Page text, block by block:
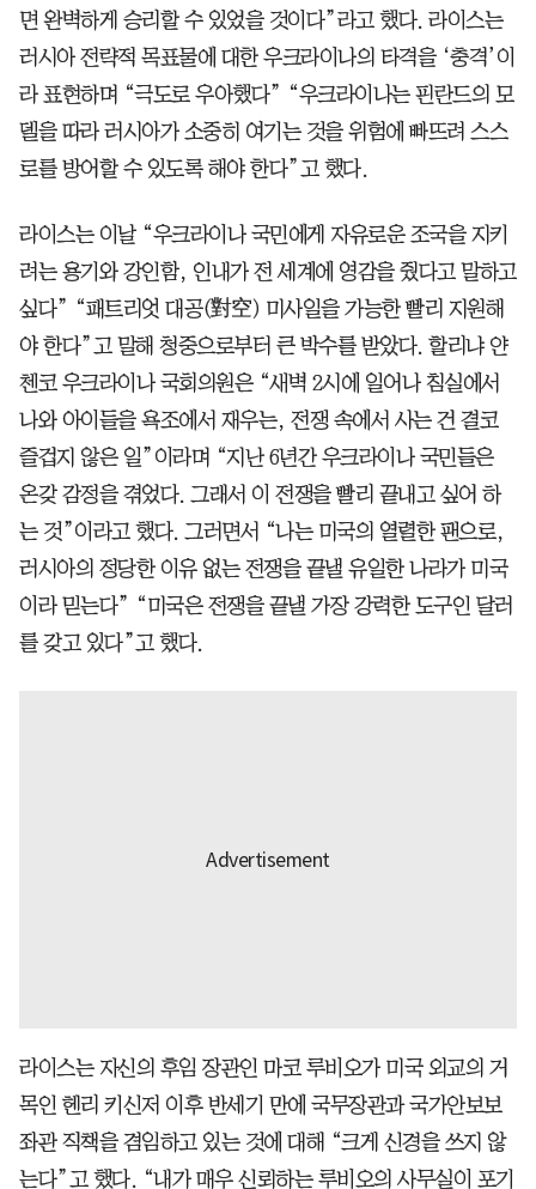
면 완벽하게 승리할 수 있었을 것이다”라고 했다. 라이스는
러시아 전략적 목표물에 대한 우크라이나의 타격을 ‘충격’이
라 표현하며 “극도로 우아했다” “우크라이나는 핀란드의 모
델을 따라 러시아가 소중히 여기는 것을 위험에 빠뜨려 스스
로를 방어할 수 있도록 해야 한다”고 했다.
라이스는 이날 “우크라이나 국민에게 자유로운 조국을 지키
려는 용기와 강인함, 인내가 전 세계에 영감을 줬다고 말하고
싶다” “패트리엇 대공(對空) 미사일을 가능한 빨리 지원해
야 한다”고 말해 청중으로부터 큰 박수를 받았다. 할리냐 얀
첸코 우크라이나 국회의원은 “새벽 2시에 일어나 침실에서
나와 아이들을 욕조에서 재우는, 전쟁 속에서 사는 건 결코
즐겁지 않은 일”이라며 “지난 6년간 우크라이나 국민들은
온갖 감정을 겪었다. 그래서 이 전쟁을 빨리 끝내고 싶어 하
는 것”이라고 했다. 그러면서 “나는 미국의 열렬한 팬으로,
러시아의 정당한 이유 없는 전쟁을 끝낼 유일한 나라가 미국
이라 믿는다” “미국은 전쟁을 끝낼 가장 강력한 도구인 달러
를 갖고 있다”고 했다.
라이스는 자신의 후임 장관인 마코 루비오가 미국 외교의 거
목인 헨리 키신저 이후 반세기 만에 국무장관과 국가안보보
좌관 직책을 겸임하고 있는 것에 대해 “크게 신경을 쓰지 않
는다”고 했다. “내가 매우 신뢰하는 루비오의 사무실이 포기